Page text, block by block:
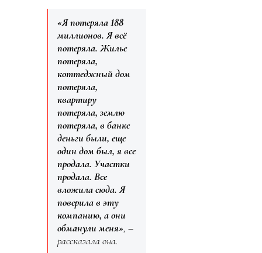
«Я потеряла 188
миллионов. Я всё
потеряла. Жилье
потеряла,
коттеджный дом
потеряла,
квартиру
потеряла, землю
потеряла, в банке
деньги были, еще
один дом был, я все
продала. Участки
продала. Все
вложила сюда. Я
поверила в эту
компанию, а они
обманули меня», –
рассказала она.